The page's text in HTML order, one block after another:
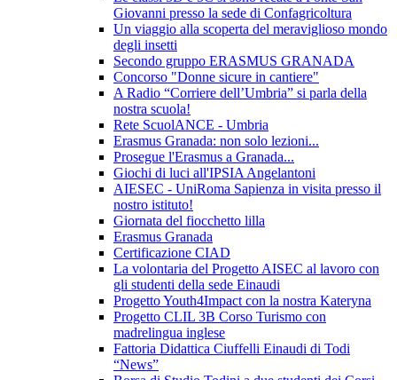
Giovanni presso la sede di Confagricoltura
Un viaggio alla scoperta del meraviglioso mondo
degli insetti
Secondo gruppo ERASMUS GRANADA
Concorso "Donne sicure in cantiere"
A Radio “Corriere dell’Umbria” si parla della
nostra scuola!
Rete ScuolANCE - Umbria
Erasmus Granada: non solo lezioni...
Prosegue l'Erasmus a Granada...
Giochi di luci all'IPSIA Angelantoni
AIESEC - UniRoma Sapienza in visita presso il
nostro istituto!
Giornata del fiocchetto lilla
Erasmus Granada
Certificazione CIAD
La volontaria del Progetto AISEC al lavoro con
gli studenti della sede Einaudi
Progetto Youth4Impact con la nostra Kateryna
Progetto CLIL 3B Corso Turismo con
madrelingua inglese
Fattoria Didattica Ciuffelli Einaudi di Todi
“News”